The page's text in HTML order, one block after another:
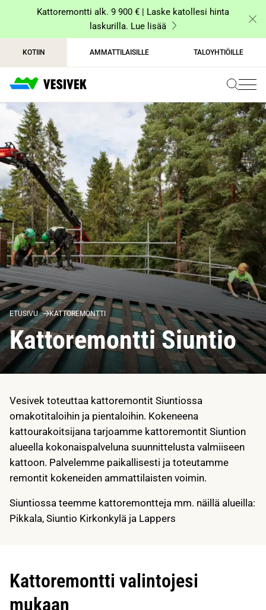
sisältöönKattoremontti alk. 9 900 € | Laske katollesi hinta
laskurilla. Lue lisää
KOTIIN AMMATTILAISILLE TALOYHTIÖILLE
ETUSIVU KATTOREMONTTI
Kattoremontti Siuntio
Vesivek toteuttaa kattoremontit Siuntiossa
omakotitaloihin ja pientaloihin. Kokeneena
kattourakoitsijana tarjoamme kattoremontit Siuntion
alueella kokonaispalveluna suunnittelusta valmiiseen
kattoon. Palvelemme paikallisesti ja toteutamme
remontit kokeneiden ammattilaisten voimin.
Siuntiossa teemme kattoremontteja mm. näillä alueilla:
Pikkala, Siuntio Kirkonkylä ja Lappers
Kattoremontti valintojesi
mukaan